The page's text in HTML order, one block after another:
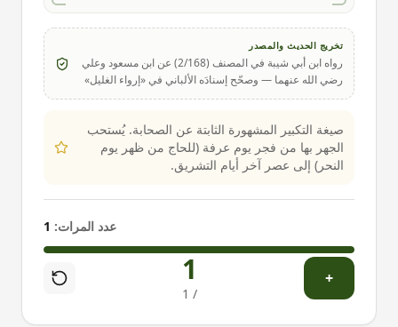
تخريج الحديث والمصدر
رواه ابن أبي شيبة في المصنف (2/168) عن ابن مسعود وعلي
رضي الله عنهما — وصحّح إسنادَه الألباني في «إرواء الغليل»
صيغة التكبير المشهورة الثابتة عن الصحابة. يُستحب
الجهر بها من فجر يوم عرفة (للحاج من ظهر يوم
النحر) إلى عصر آخر أيام التشريق.
عدد المرات: 1
1
/
1
+